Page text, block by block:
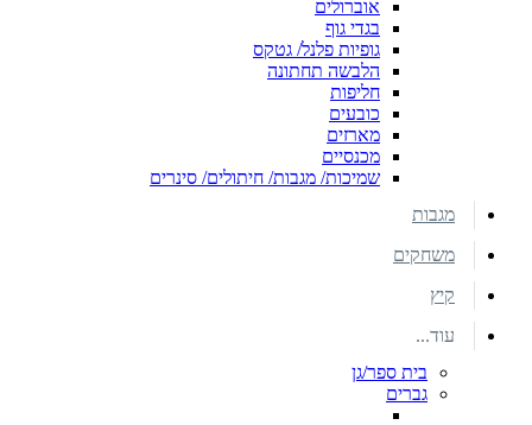
אוברולים
בגדי גוף
גופיות פלנל/ גטקס
הלבשה תחתונה
חליפות
כובעים
מארזים
מכנסיים
שמיכות/ מגבות/ חיתולים/ סינרים
מגבות
משחקים
קיץ
עוד...
בית ספר/גן
גברים